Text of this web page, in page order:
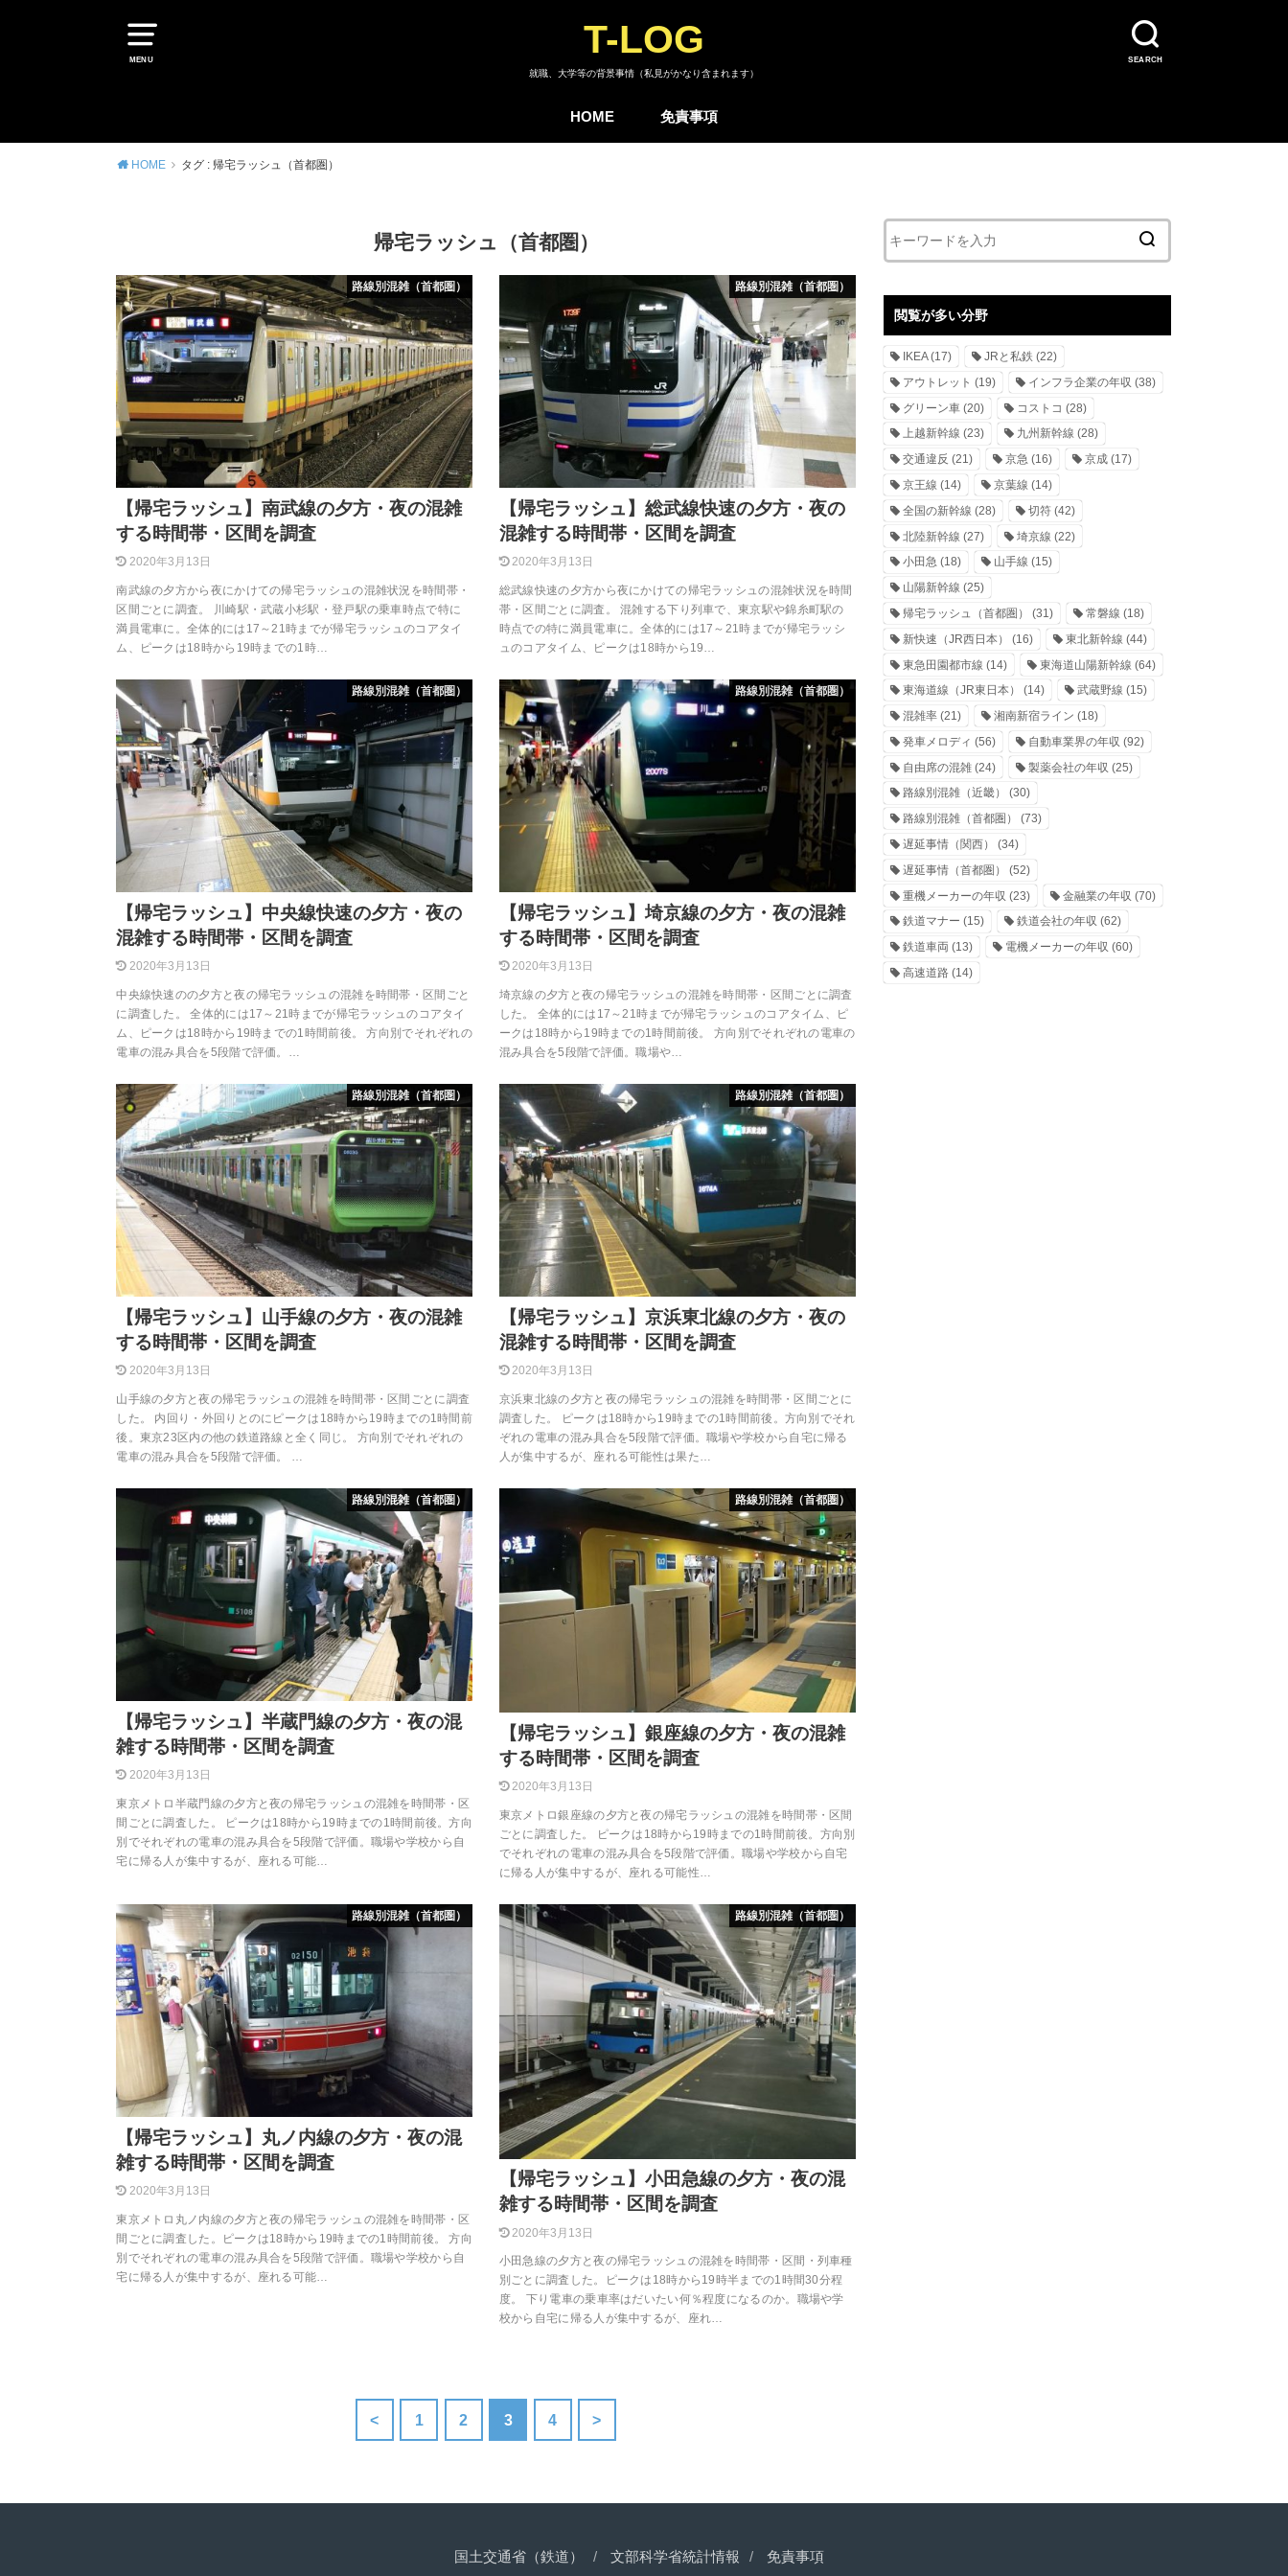
MENU SEARCH
T-LOG
就職、大学等の背景事情（私見がかなり含まれます）
HOME 免責事項
HOME タグ : 帰宅ラッシュ（首都圏）
帰宅ラッシュ（首都圏）
路線別混雑（首都圏）
【帰宅ラッシュ】南武線の夕方・夜の混雑
する時間帯・区間を調査
2020年3月13日
南武線の夕方から夜にかけての帰宅ラッシュの混雑状況を時間帯・
区間ごとに調査。 川崎駅・武蔵小杉駅・登戸駅の乗車時点で特に
満員電車に。全体的には17～21時までが帰宅ラッシュのコアタイ
ム、ピークは18時から19時までの1時…
路線別混雑（首都圏）
【帰宅ラッシュ】総武線快速の夕方・夜の
混雑する時間帯・区間を調査
2020年3月13日
総武線快速の夕方から夜にかけての帰宅ラッシュの混雑状況を時間
帯・区間ごとに調査。 混雑する下り列車で、東京駅や錦糸町駅の
時点での特に満員電車に。全体的には17～21時までが帰宅ラッシ
ュのコアタイム、ピークは18時から19…
路線別混雑（首都圏）
【帰宅ラッシュ】中央線快速の夕方・夜の
混雑する時間帯・区間を調査
2020年3月13日
中央線快速のの夕方と夜の帰宅ラッシュの混雑を時間帯・区間ごと
に調査した。 全体的には17～21時までが帰宅ラッシュのコアタイ
ム、ピークは18時から19時までの1時間前後。 方向別でそれぞれの
電車の混み具合を5段階で評価。…
路線別混雑（首都圏）
【帰宅ラッシュ】埼京線の夕方・夜の混雑
する時間帯・区間を調査
2020年3月13日
埼京線の夕方と夜の帰宅ラッシュの混雑を時間帯・区間ごとに調査
した。 全体的には17～21時までが帰宅ラッシュのコアタイム、ピ
ークは18時から19時までの1時間前後。 方向別でそれぞれの電車の
混み具合を5段階で評価。職場や…
路線別混雑（首都圏）
【帰宅ラッシュ】山手線の夕方・夜の混雑
する時間帯・区間を調査
2020年3月13日
山手線の夕方と夜の帰宅ラッシュの混雑を時間帯・区間ごとに調査
した。 内回り・外回りとのにピークは18時から19時までの1時間前
後。東京23区内の他の鉄道路線と全く同じ。 方向別でそれぞれの
電車の混み具合を5段階で評価。 …
路線別混雑（首都圏）
【帰宅ラッシュ】京浜東北線の夕方・夜の
混雑する時間帯・区間を調査
2020年3月13日
京浜東北線の夕方と夜の帰宅ラッシュの混雑を時間帯・区間ごとに
調査した。 ピークは18時から19時までの1時間前後。方向別でそれ
ぞれの電車の混み具合を5段階で評価。職場や学校から自宅に帰る
人が集中するが、座れる可能性は果た…
路線別混雑（首都圏）
【帰宅ラッシュ】半蔵門線の夕方・夜の混
雑する時間帯・区間を調査
2020年3月13日
東京メトロ半蔵門線の夕方と夜の帰宅ラッシュの混雑を時間帯・区
間ごとに調査した。 ピークは18時から19時までの1時間前後。方向
別でそれぞれの電車の混み具合を5段階で評価。職場や学校から自
宅に帰る人が集中するが、座れる可能…
路線別混雑（首都圏）
【帰宅ラッシュ】銀座線の夕方・夜の混雑
する時間帯・区間を調査
2020年3月13日
東京メトロ銀座線の夕方と夜の帰宅ラッシュの混雑を時間帯・区間
ごとに調査した。 ピークは18時から19時までの1時間前後。方向別
でそれぞれの電車の混み具合を5段階で評価。職場や学校から自宅
に帰る人が集中するが、座れる可能性…
路線別混雑（首都圏）
【帰宅ラッシュ】丸ノ内線の夕方・夜の混
雑する時間帯・区間を調査
2020年3月13日
東京メトロ丸ノ内線の夕方と夜の帰宅ラッシュの混雑を時間帯・区
間ごとに調査した。ピークは18時から19時までの1時間前後。 方向
別でそれぞれの電車の混み具合を5段階で評価。職場や学校から自
宅に帰る人が集中するが、座れる可能…
路線別混雑（首都圏）
【帰宅ラッシュ】小田急線の夕方・夜の混
雑する時間帯・区間を調査
2020年3月13日
小田急線の夕方と夜の帰宅ラッシュの混雑を時間帯・区間・列車種
別ごとに調査した。ピークは18時から19時半までの1時間30分程
度。 下り電車の乗車率はだいたい何％程度になるのか。職場や学
校から自宅に帰る人が集中するが、座れ…
< 1 2 3 4 >
閲覧が多い分野
IKEA(17) JRと私鉄 (22)
アウトレット (19) インフラ企業の年収 (38)
グリーン車 (20) コストコ (28)
上越新幹線 (23) 九州新幹線 (28)
交通違反 (21) 京急 (16) 京成(17)
京王線 (14) 京葉線 (14)
全国の新幹線 (28) 切符(42)
北陸新幹線 (27) 埼京線 (22)
小田急 (18) 山手線 (15)
山陽新幹線 (25)
帰宅ラッシュ（首都圏）
(31) 常磐線 (18)
新快速（JR西日本）
(16) 東北新幹線 (44)
東急田園都市線 (14) 東海道山陽新幹線 (64)
東海道線（JR東日本）
(14) 武蔵野線 (15)
混雑率 (21) 湘南新宿ライン (18)
発車メロディ (56) 自動車業界の年収 (92)
自由席の混雑 (24) 製薬会社の年収 (25)
路線別混雑（近畿）
(30)
路線別混雑（首都圏）
(73)
遅延事情（関西）
(34)
遅延事情（首都圏）
(52)
重機メーカーの年収 (23) 金融業の年収 (70)
鉄道マナー (15) 鉄道会社の年収 (62)
鉄道車両 (13) 電機メーカーの年収 (60)
高速道路 (14)
国土交通省（鉄道） 文部科学省統計情報 免責事項